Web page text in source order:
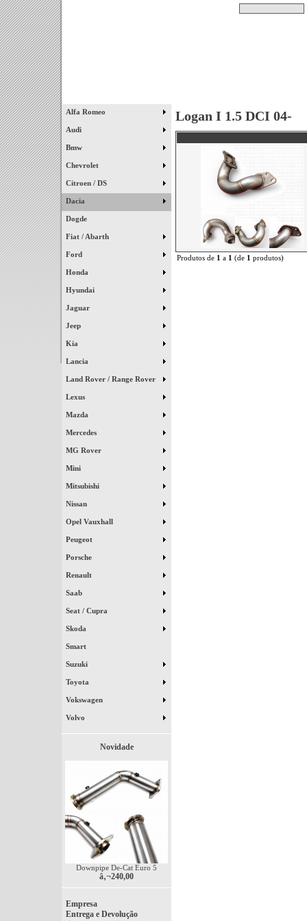
Alfa Romeo
Audi
Bmw
Chevrolet
Citroen / DS
Dacia
Dogde
Fiat / Abarth
Ford
Honda
Hyundai
Jaguar
Jeep
Kia
Lancia
Land Rover / Range Rover
Lexus
Mazda
Mercedes
MG Rover
Mini
Mitsubishi
Nissan
Opel Vauxhall
Peugeot
Porsche
Renault
Saab
Seat / Cupra
Skoda
Smart
Suzuki
Toyota
Vokswagen
Volvo
Novidade
Downpipe De-Cat Euro 5
â‚¬240,00
Empresa
Entrega e Devolução
Logan I 1.5 DCI 04-
Produtos de 1 a 1 (de 1 produtos)